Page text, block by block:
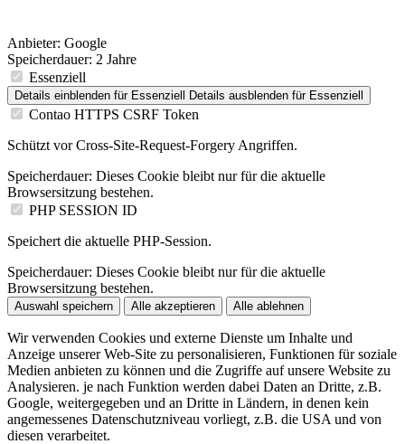
Anbieter: Google
Speicherdauer: 2 Jahre
Essenziell
Details einblenden für Essenziell Details ausblenden für Essenziell
Contao HTTPS CSRF Token
Schützt vor Cross-Site-Request-Forgery Angriffen.
Speicherdauer: Dieses Cookie bleibt nur für die aktuelle
Browsersitzung bestehen.
PHP SESSION ID
Speichert die aktuelle PHP-Session.
Speicherdauer: Dieses Cookie bleibt nur für die aktuelle
Browsersitzung bestehen.
Auswahl speichern Alle akzeptieren Alle ablehnen
Wir verwenden Cookies und externe Dienste um Inhalte und
Anzeige unserer Web-Site zu personalisieren, Funktionen für soziale
Medien anbieten zu können und die Zugriffe auf unsere Website zu
Analysieren. je nach Funktion werden dabei Daten an Dritte, z.B.
Google, weitergegeben und an Dritte in Ländern, in denen kein
angemessenes Datenschutzniveau vorliegt, z.B. die USA und von
diesen verarbeitet.